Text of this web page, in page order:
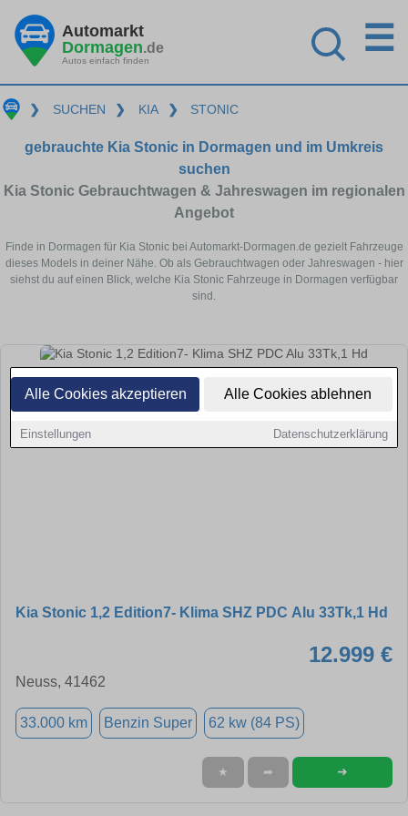
Alle Cookies akzeptieren Alle Cookies ablehnen
Einstellungen Datenschutzerklärung
Automarkt
Dormagen.de
Autos einfach finden
☰
❯ SUCHEN ❯ KIA ❯ STONIC
gebrauchte Kia Stonic in Dormagen und im Umkreis
suchen
Kia Stonic Gebrauchtwagen & Jahreswagen im regionalen
Angebot
Finde in Dormagen für Kia Stonic bei Automarkt-Dormagen.de gezielt Fahrzeuge
dieses Models in deiner Nähe. Ob als Gebrauchtwagen oder Jahreswagen - hier
siehst du auf einen Blick, welche Kia Stonic Fahrzeuge in Dormagen verfügbar
sind.
Kia Stonic 1,2 Edition7- Klima SHZ PDC Alu 33Tk,1 Hd
12.999 €
Neuss, 41462
33.000 km Benzin Super 62 kw (84 PS)
★ ➦ ➜